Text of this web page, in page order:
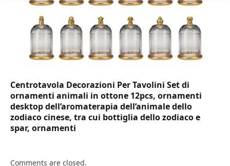
Centrotavola Decorazioni Per Tavolini Set di
ornamenti animali in ottone 12pcs, ornamenti
desktop dell’aromaterapia dell’animale dello
zodiaco cinese, tra cui bottiglia dello zodiaco e
spar, ornamenti
Comments are closed.